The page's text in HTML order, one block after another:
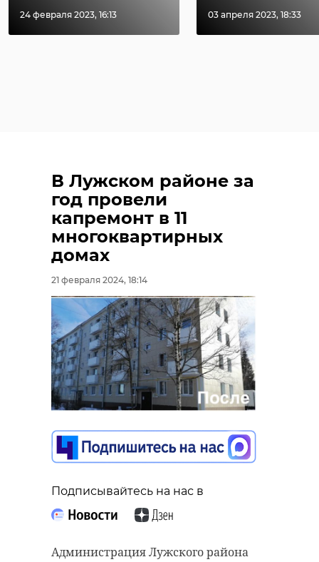
24 февраля 2023, 16:13 03 апреля 2023, 18:33
В Лужском районе за
год провели
капремонт в 11
многоквартирных
домах
21 февраля 2024, 18:14
Подписывайтесь на нас в
Администрация Лужского района